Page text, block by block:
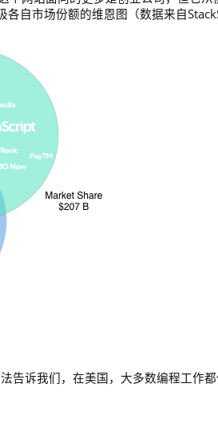
自市场份额的维恩图（数据来自
诉我们，在美国，大多数编程工作都